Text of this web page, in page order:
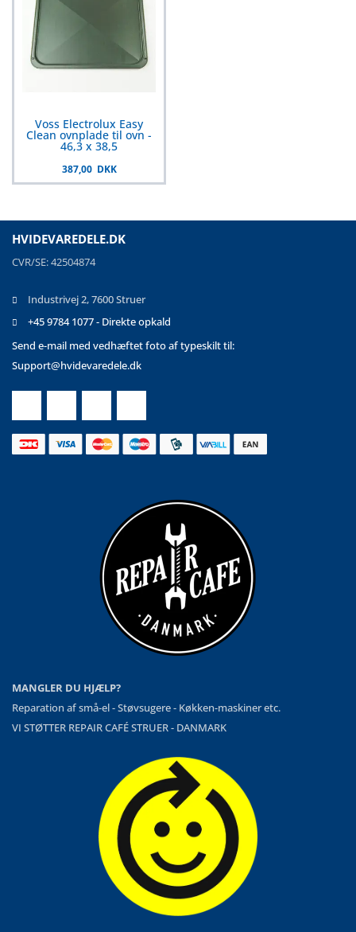
Voss Electrolux Easy
Clean ovnplade til ovn -
46,3 x 38,5
387,00 DKK
HVIDEVAREDELE.DK
CVR/SE: 42504874
Industrivej 2, 7600 Struer
+45 9784 1077 - Direkte opkald
Send e-mail med vedhæftet foto af typeskilt til:
Support@hvidevaredele.dk
MANGLER DU HJÆLP?
Reparation af små-el - Støvsugere - Køkken-maskiner etc.
VI STØTTER REPAIR CAFÉ STRUER - DANMARK